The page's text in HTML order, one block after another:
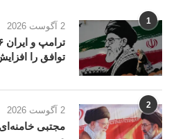
1 2 آگوست 2026
توافق را
2 2 آگوست 2026